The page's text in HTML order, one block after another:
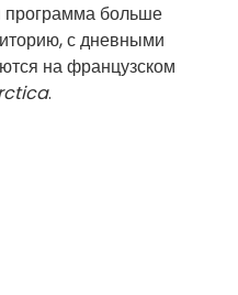
программа больше
с дневными
на французском
.